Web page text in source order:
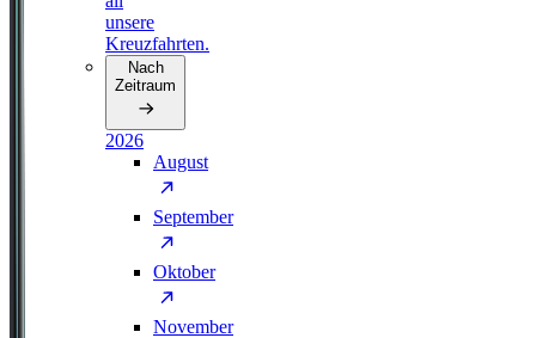
unsere
Kreuzfahrten.
Nach
Zeitraum
2026
August
September
Oktober
November